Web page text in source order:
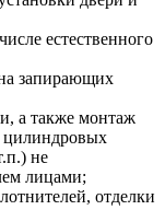
естественного
запирающих
а также монтаж
цилиндровых
не
лицами;
отделки